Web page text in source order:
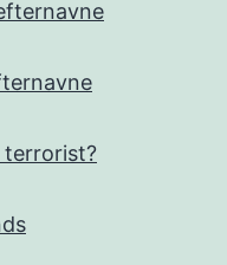
terrorist?